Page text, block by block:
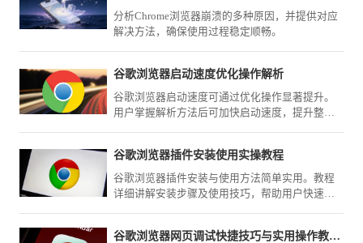
分析Chrome浏览器崩溃的多种原因，并提供对应
解决方法，确保使用过程稳定顺畅。
谷歌浏览器启动速度优化操作解析
谷歌浏览器启动速度可通过优化操作显著提升。
用户掌握解析方法后可加快启动速度，提升整体
谷歌浏览器插件安装使用实操教程
谷歌浏览器插件安装与使用方法简单实用。教程
详细讲解安装步骤及使用技巧，帮助用户快速掌
谷歌浏览器网页调试快捷技巧与实用操作教程分享